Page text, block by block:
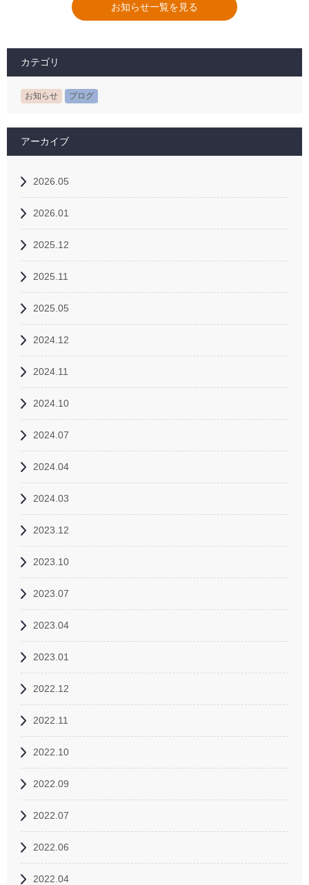
お知らせ一覧を見る
カテゴリ
お知らせ ブログ
アーカイブ
2026.05
2026.01
2025.12
2025.11
2025.05
2024.12
2024.11
2024.10
2024.07
2024.04
2024.03
2023.12
2023.10
2023.07
2023.04
2023.01
2022.12
2022.11
2022.10
2022.09
2022.07
2022.06
2022.04